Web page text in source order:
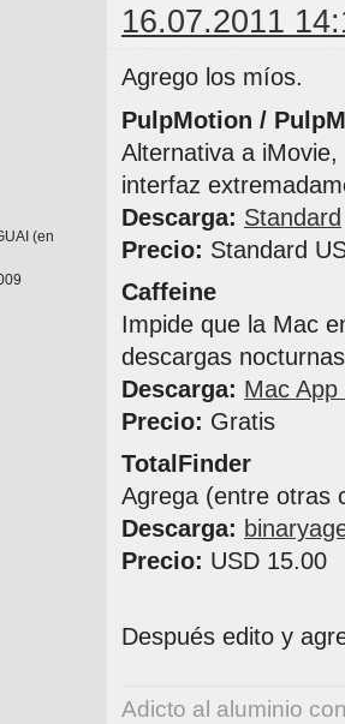
16.07.2011
(en
Agrego los míos.
PulpMotion /
Alternativa a
interfaz
Descarga: Standard
Precio: Standard
Caffeine
Impide que la Mac
descargas
Descarga: Mac App
Precio: Gratis
TotalFinder
Agrega (entre otras
Descarga:
Precio: USD 15.00
Después edito y
Adicto al aluminio